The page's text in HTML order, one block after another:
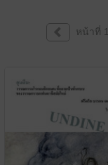
หน้าที่ 1